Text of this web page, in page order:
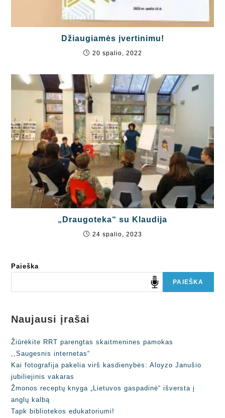
Džiaugiamės įvertinimu!
20 spalio, 2022
„Draugoteka“ su Klaudija
24 spalio, 2023
Paieška
PAIEŠKA
Naujausi įrašai
Žiūrėkite RRT parengtas skaitmenines pamokas
,,Saugesnis internetas“
Kai fotografija pakelia virš kasdienybės: Aloyzo Janušio
jubiliejinis vakaras
Žmonos receptų knyga „Lietuvos gaspadinė“ išversta į
anglų kalbą
Tapk bibliotekos edukatoriumi!